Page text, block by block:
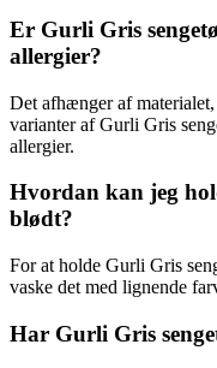
Er Gurli Gris
allergier?
Det afhænger af
varianter af Gurli Gris
allergier.
Hvordan kan jeg
blødt?
For at holde Gurli Gris
vaske det med lignende
Har Gurli Gris